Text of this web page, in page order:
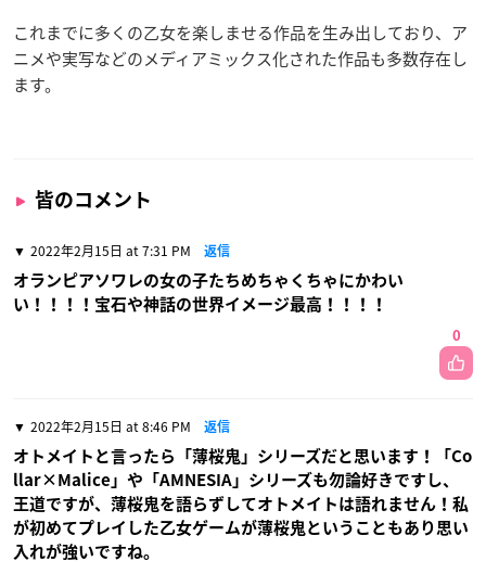
これまでに多くの乙女を楽しませる作品を生み出しており、ア
ニメや実写などのメディアミックス化された作品も多数存在し
ます。
皆のコメント
2022年2月15日 at 7:31 PM 返信
オランピアソワレの女の子たちめちゃくちゃにかわい
い！！！！宝石や神話の世界イメージ最高！！！！
0
2022年2月15日 at 8:46 PM 返信
オトメイトと言ったら「薄桜鬼」シリーズだと思います！「Co
llar×Malice」や「AMNESIA」シリーズも勿論好きですし、
王道ですが、薄桜鬼を語らずしてオトメイトは語れません！私
が初めてプレイした乙女ゲームが薄桜鬼ということもあり思い
入れが強いですね。